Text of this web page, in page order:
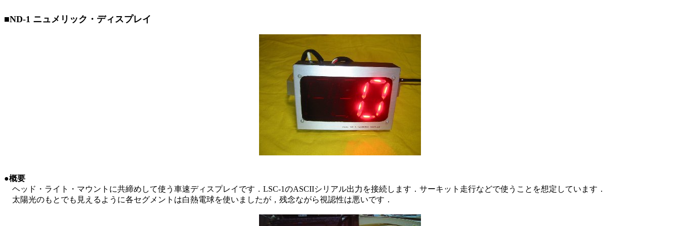
■ND-1 ニュメリック・ディスプレイ
●概要
ヘッド・ライト・マウントに共締めして使う車速ディスプレイです．LSC-1のASCIIシリアル出力を接続します．サーキット走行などで使うことを想定しています．
太陽光のもとでも見えるように各セグメントは白熱電球を使いましたが，残念ながら視認性は悪いです．